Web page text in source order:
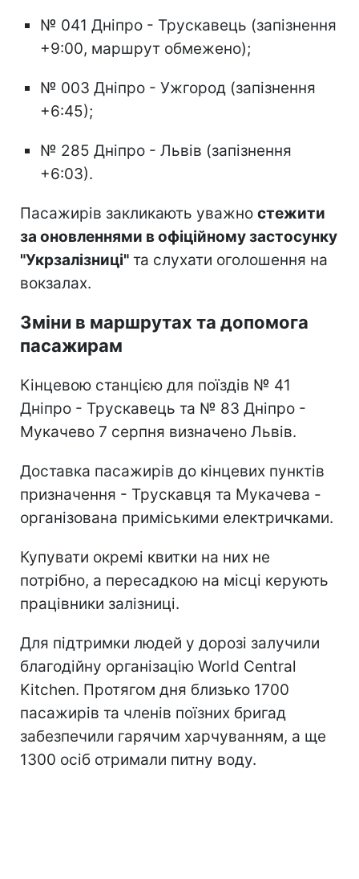
№ 041 Дніпро - Трускавець (запізнення
+9:00, маршрут обмежено);
№ 003 Дніпро - Ужгород (запізнення
+6:45);
№ 285 Дніпро - Львів (запізнення
+6:03).
Пасажирів закликають уважно стежити
за оновленнями в офіційному застосунку
"Укрзалізниці" та слухати оголошення на
вокзалах.
Зміни в маршрутах та допомога
пасажирам
Кінцевою станцією для поїздів № 41
Дніпро - Трускавець та № 83 Дніпро -
Мукачево 7 серпня визначено Львів.
Доставка пасажирів до кінцевих пунктів
призначення - Трускавця та Мукачева -
організована приміськими електричками.
Купувати окремі квитки на них не
потрібно, а пересадкою на місці керують
працівники залізниці.
Для підтримки людей у дорозі залучили
благодійну організацію World Central
Kitchen. Протягом дня близько 1700
пасажирів та членів поїзних бригад
забезпечили гарячим харчуванням, а ще
1300 осіб отримали питну воду.